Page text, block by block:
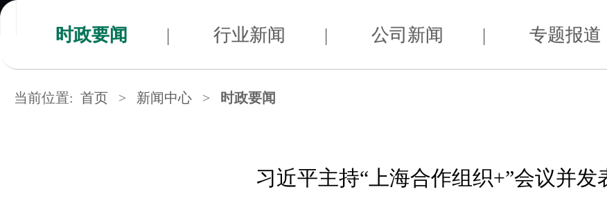
时政要闻 | 行业新闻 | 公司新闻 | 专题报道
当前位置: 首页 > 新闻中心 > 时政要闻
习近平主持“上海合作组织+”会议并发